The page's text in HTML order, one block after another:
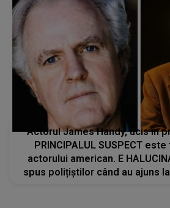
Actorul James Handy, ucis în
PRINCIPALUL SUSPECT
actorului american. E
spus polițiștilor când au ajuns